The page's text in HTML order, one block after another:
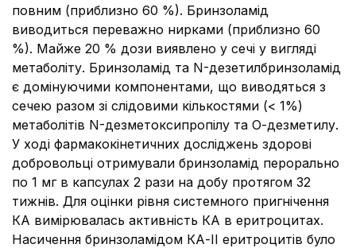
повним (приблизно 60 %). Бринзоламід
виводиться переважно нирками (приблизно 60
%). Майже 20 % дози виявлено у сечі у вигляді
метаболіту. Бринзоламід та N-дезетилбринзоламід
є домінуючими компонентами, що виводяться з
сечею разом зі слідовими кількостями (< 1%)
метаболітів N-дезметоксипропілу та О-дезметилу.
У ході фармакокінетичних досліджень здорові
добровольці отримували бринзоламід перорально
по 1 мг в капсулах 2 рази на добу протягом 32
тижнів. Для оцінки рівня системного пригнічення
КА вимірювалась активність КА в еритроцитах.
Насичення бринзоламідом КА-ІІ еритроцитів було